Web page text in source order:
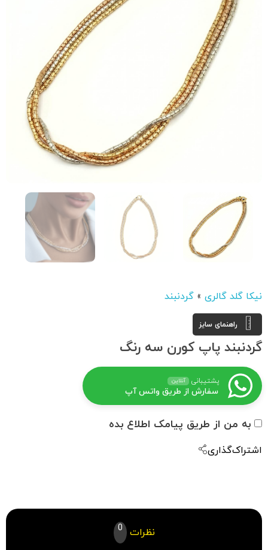
نیکا گلد گالری » گردنبند
گردنبند پاپ کورن سه رنگ
راهنمای سایز
پشتیبانی آنلاین
سفارش از طریق واتس آپ
به من از طریق پیامک اطلاع بده
اشتراک‌گذاری
نظرات 0